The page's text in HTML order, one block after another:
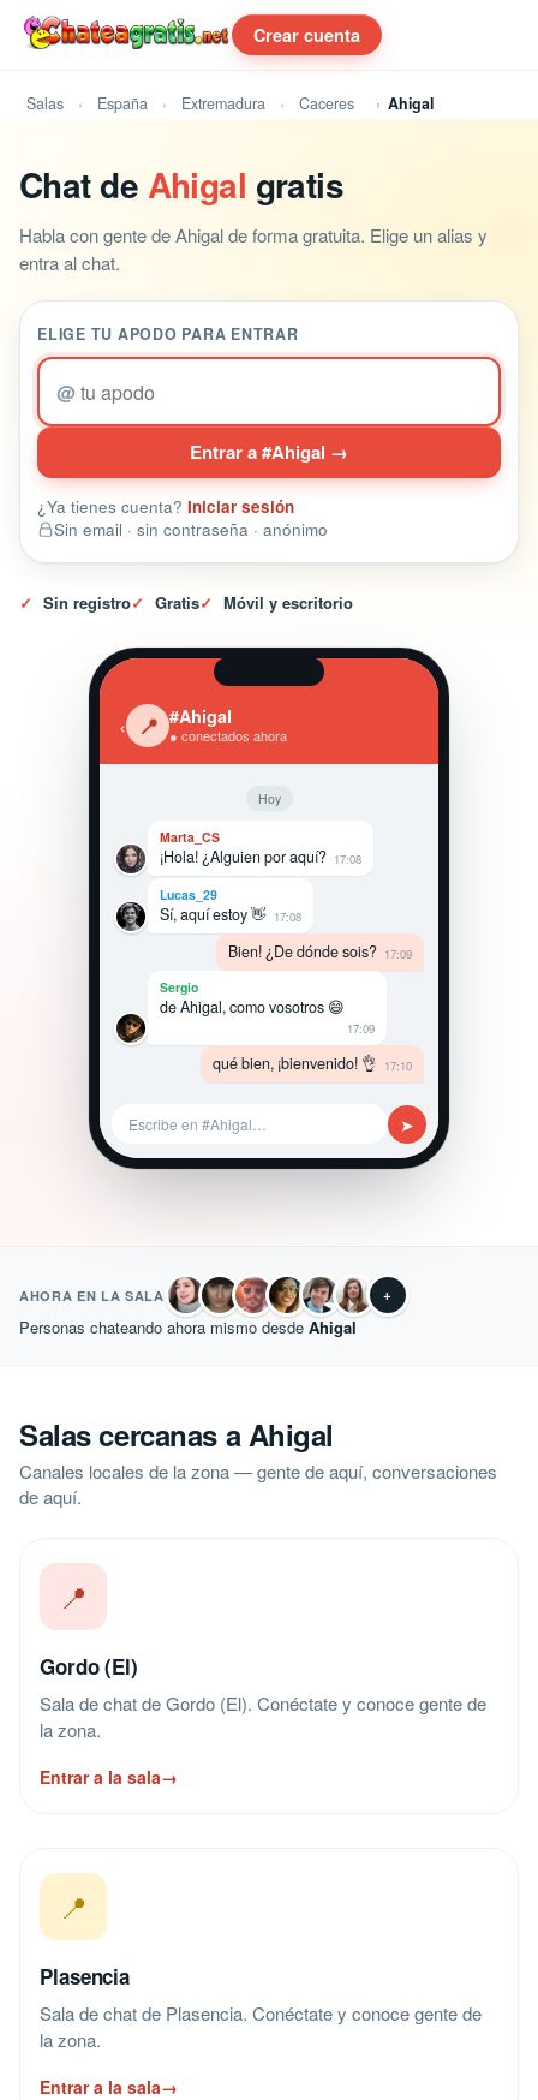
Crear cuenta
Salas España Extremadura Caceres Ahigal
Chat de Ahigal gratis
Habla con gente de Ahigal de forma gratuita. Elige un alias y
entra al chat.
ELIGE TU APODO PARA ENTRAR
@
Entrar a #Ahigal →
¿Ya tienes cuenta? Iniciar sesión
Sin email · sin contraseña · anónimo
✓ Sin registro✓ Gratis✓ Móvil y escritorio
‹ 📍 #Ahigal
● conectados ahora
Hoy
Marta_CS
¡Hola! ¿Alguien por aquí? 17:08
Lucas_29
Sí, aquí estoy 👋 17:08
Bien! ¿De dónde sois? 17:09
Sergio
de Ahigal, como vosotros 😄
17:09
qué bien, ¡bienvenido! 👌 17:10
Escribe en #Ahigal… ➤
AHORA EN LA SALA +
Personas chateando ahora mismo desde Ahigal
Salas cercanas a Ahigal
Canales locales de la zona — gente de aquí, conversaciones
de aquí.
📍
Gordo (El)
Sala de chat de Gordo (El). Conéctate y conoce gente de
la zona.
Entrar a la sala→
📍
Plasencia
Sala de chat de Plasencia. Conéctate y conoce gente de
la zona.
Entrar a la sala→